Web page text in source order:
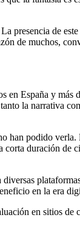
presencia de
de muchos,
en España y más
la narrativa
han podido
duración de
en la era
en sitios de